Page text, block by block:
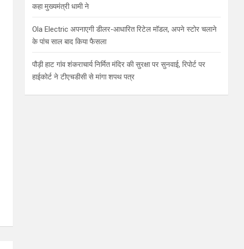
कहा मुख्यमंत्री धामी ने
Ola Electric अपनाएगी डीलर-आधारित रिटेल मॉडल, अपने स्टोर चलाने
के पांच साल बाद किया फैसला
पौड़ी हाट गांव शंकराचार्य निर्मित मंदिर की सुरक्षा पर सुनवाई, रिपोर्ट पर
हाईकोर्ट ने टीएचडीसी से मांगा शपथ पत्र